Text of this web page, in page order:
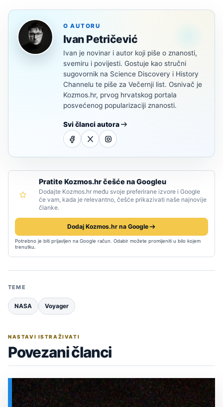
O AUTORU
Ivan Petričević
Ivan je novinar i autor koji piše o znanosti,
svemiru i povijesti. Gostuje kao stručni
sugovornik na Science Discovery i History
Channelu te piše za Večernji list. Osnivač je
Kozmos.hr, prvog hrvatskog portala
posvećenog popularizaciji znanosti.
Svi članci autora
Pratite Kozmos.hr češće na Googleu
Dodajte Kozmos.hr među svoje preferirane izvore i Google
će vam, kada je relevantno, češće prikazivati naše najnovije
članke.
Dodaj Kozmos.hr na Google
Potrebno je biti prijavljen na Google račun. Odabir možete promijeniti u bilo kojem
trenutku.
TEME
NASA Voyager
NASTAVI ISTRAŽIVATI
Povezani članci